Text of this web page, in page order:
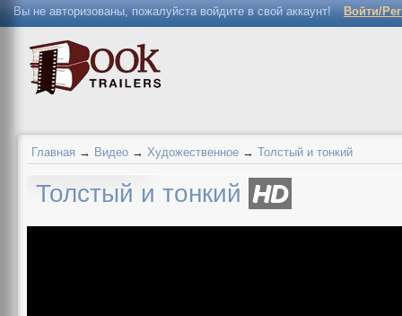
Вы не авторизованы, пожалуйста войдите в свой аккаунт! Войти/
Главная → Видео → Художественное → Толстый и тонкий
Толстый и тонкий HD